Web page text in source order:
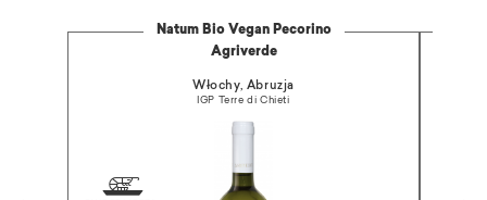
Natum Bio Vegan Pecorino
Agriverde
Włochy, Abruzja
IGP Terre di Chieti